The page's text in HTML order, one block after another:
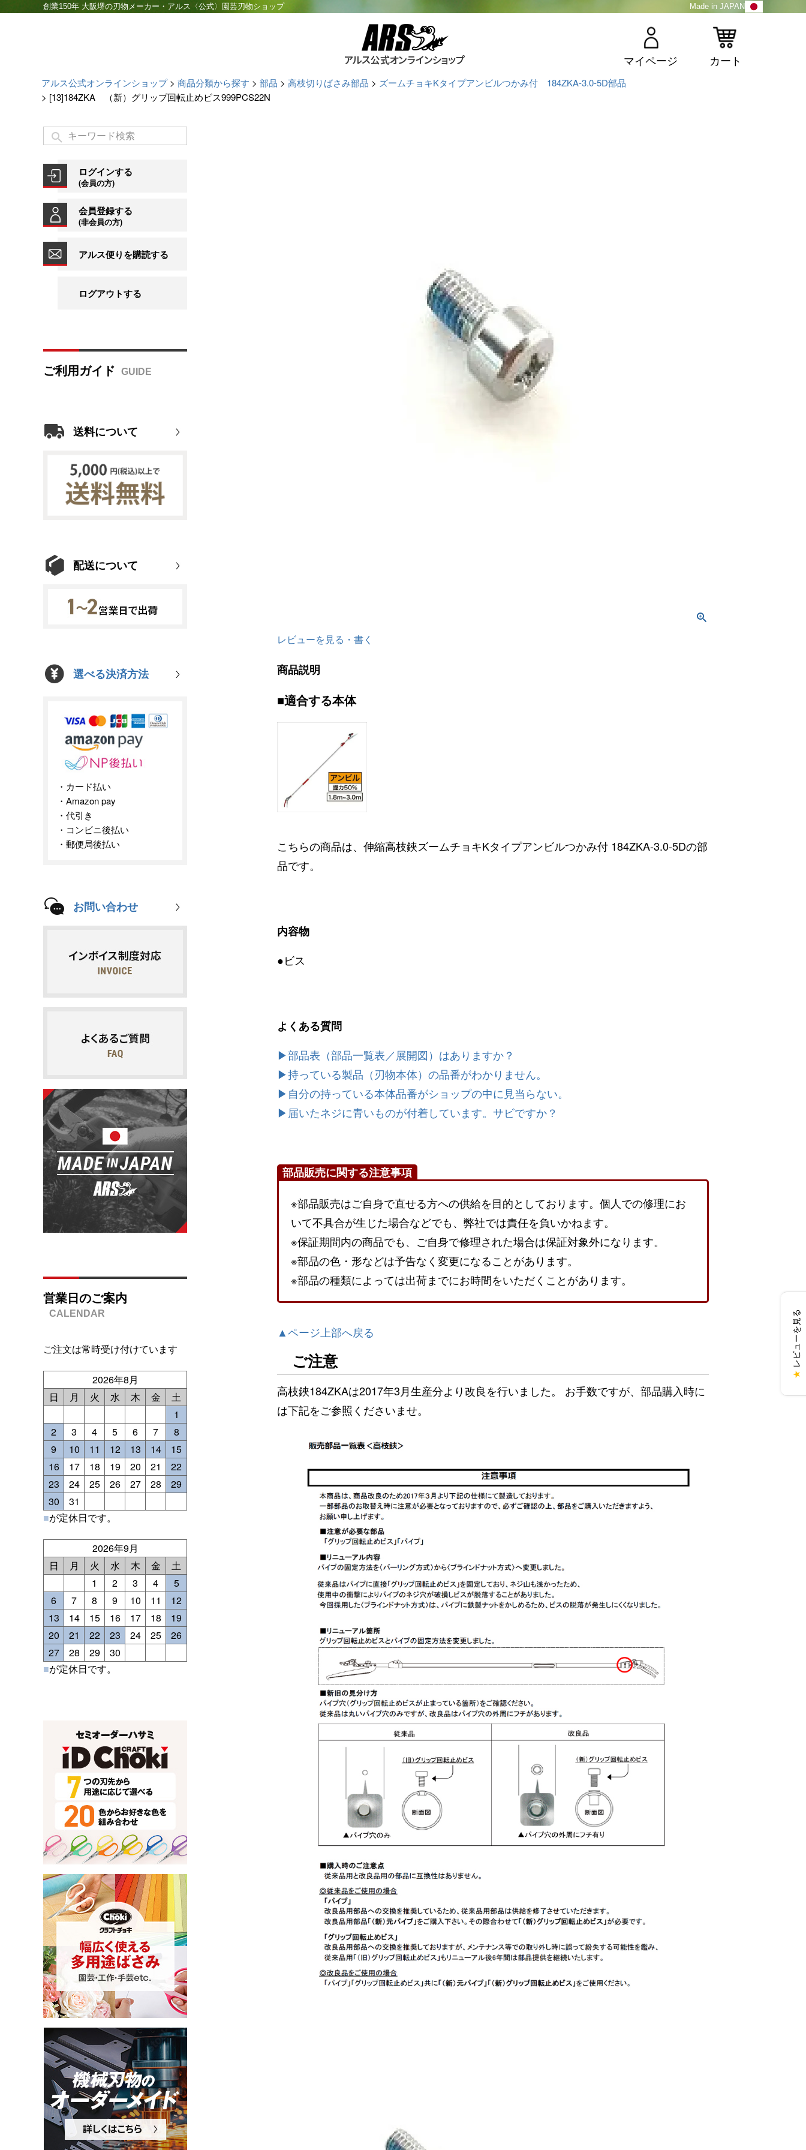
創業150年 大阪堺の刃物メーカー・アルス〈公式〉園芸刃物ショップ Made in JAPAN
マイページ カート
アルス公式オンラインショップ 商品分類から探す 部品 高枝切りばさみ部品
ズームチョキKタイプアンビルつかみ付 184ZKA-3.0-5D部品
[13]184ZKA （新）グリップ回転止めビス999PCS22N
ログインする
(会員の方)
会員登録する
(非会員の方)
アルス便りを購読する
ログアウトする
ご利用ガイド
送料について
配送について
選べる決済方法
カード払い
Amazon pay
代引き
コンビニ後払い
郵便局後払い
お問い合わせ
営業日のご案内
ご注文は常時受け付けています
2026年8月
日
月 火 水 木 金
土
1
2
3 4 5 6 7
8
9
10 11 12 13 14
15
16
17 18 19 20 21
22
23
24 25 26 27 28
29
30
31
■が定休日です。
2026年9月
日
月 火 水 木 金
土
1
2 3 4
5
6
7 8 9 10 11
12
13
14 15 16 17 18
19
20
21 22 23 24 25
26
27
28 29
30
■が定休日です。
レビューを見る・書く
商品説明
■適合する本体
こちらの商品は、伸縮高枝鋏ズームチョキKタイプアンビルつかみ付 184ZKA-3.0-5Dの部
品です。
内容物
●ビス
よくある質問
▶部品表（部品一覧表／展開図）はありますか？
▶持っている製品（刃物本体）の品番がわかりません。
▶自分の持っている本体品番がショップの中に見当らない。
▶届いたネジに青いものが付着しています。サビですか？
部品販売に関する注意事項
※部品販売はご自身で直せる方への供給を目的としております。個人での修理にお
いて不具合が生じた場合などでも、弊社では責任を負いかねます。
※保証期間内の商品でも、ご自身で修理された場合は保証対象外になります。
※部品の色・形などは予告なく変更になることがあります。
※部品の種類によっては出荷までにお時間をいただくことがあります。
▲ページ上部へ戻る
ご注意
高枝鋏184ZKAは2017年3月生産分より改良を行いました。 お手数ですが、部品購入時に
は下記をご参照くださいませ。
★
レビューを見る